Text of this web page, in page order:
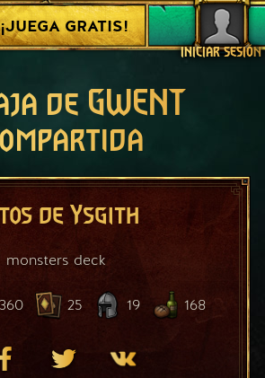
INICIAR SESIÓN
¡JUEGA GRATIS!
de GWENT
de Ysgith
monsters deck
25 19 168